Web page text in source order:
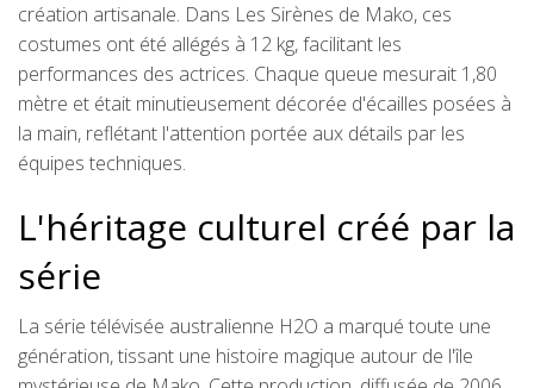
création artisanale. Dans Les Sirènes de Mako, ces
costumes ont été allégés à 12 kg, facilitant les
performances des actrices. Chaque queue mesurait 1,80
mètre et était minutieusement décorée d'écailles posées à
la main, reflétant l'attention portée aux détails par les
équipes techniques.
L'héritage culturel créé par la
série
La série télévisée australienne H2O a marqué toute une
génération, tissant une histoire magique autour de l'île